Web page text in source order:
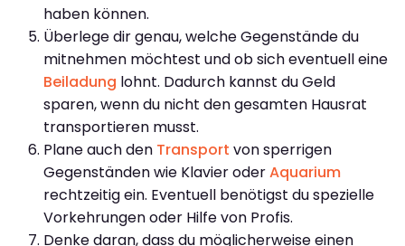
haben können.
Überlege dir genau, welche Gegenstände du
mitnehmen möchtest und ob sich eventuell eine
Beiladung lohnt. Dadurch kannst du Geld
sparen, wenn du nicht den gesamten Hausrat
transportieren musst.
Plane auch den Transport von sperrigen
Gegenständen wie Klavier oderAquarium
rechtzeitig ein. Eventuell benötigst du spezielle
Vorkehrungen oder Hilfe von Profis.
Denke daran, dass du möglicherweise einen